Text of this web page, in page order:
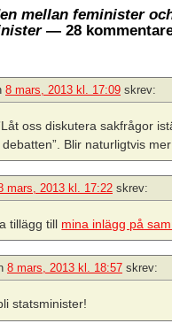
mellan feminister
— 28
8 mars, 2013 kl. 17:09 skrev:
oss diskutera sakfrågor
Blir naturligtvis
mars, 2013 kl. 17:22 skrev:
tillägg till mina inlägg på
8 mars, 2013 kl. 18:57 skrev:
statsminister!